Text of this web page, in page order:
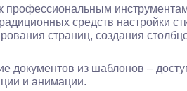
профессиональным
средств настройки
страниц, создания
документов из шаблонов –
и анимации.